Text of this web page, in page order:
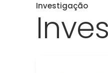
Investigação